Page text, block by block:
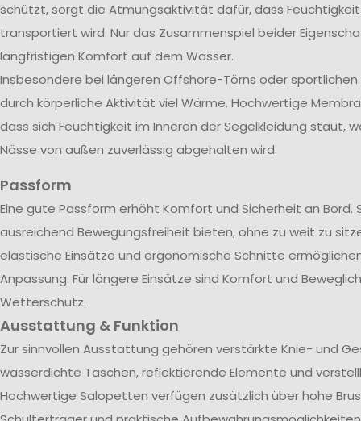
schützt, sorgt die Atmungsaktivität dafür, dass
transportiert wird. Nur das Zusammenspiel beider
langfristigen Komfort auf dem Wasser.
Insbesondere bei längeren Offshore-Törns oder
durch körperliche Aktivität viel Wärme. Hochwertige
dass sich Feuchtigkeit im Inneren der Segelkleidung staut,
Nässe von außen zuverlässig abgehalten wird.
Passform
Eine gute Passform erhöht Komfort und Sicherheit an Bord.
ausreichend Bewegungsfreiheit bieten, ohne zu weit zu
elastische Einsätze und ergonomische Schnitte
Anpassung. Für längere Einsätze sind Komfort und
Wetterschutz.
Ausstattung & Funktion
Zur sinnvollen Ausstattung gehören verstärkte Knie- und
wasserdichte Taschen, reflektierende Elemente und
Hochwertige Salopetten verfügen zusätzlich über hohe